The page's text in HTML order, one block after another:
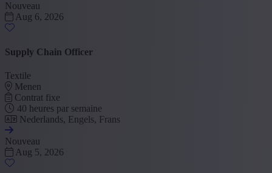
Nouveau
Aug 6, 2026
Supply Chain Officer
Textile
Menen
Contrat fixe
40 heures par semaine
Nederlands, Engels, Frans
Nouveau
Aug 5, 2026